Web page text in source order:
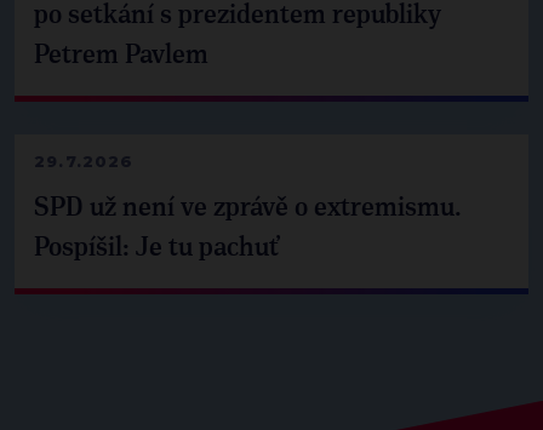
po setkání s prezidentem republiky
Petrem Pavlem
29.7.2026
SPD už není ve zprávě o extremismu.
Pospíšil: Je tu pachuť